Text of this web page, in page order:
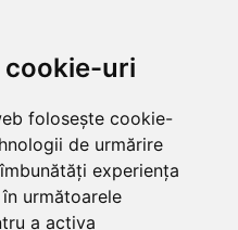
cookie-uri
folosește cookie-
de urmărire
experiența
următoarele
a activa